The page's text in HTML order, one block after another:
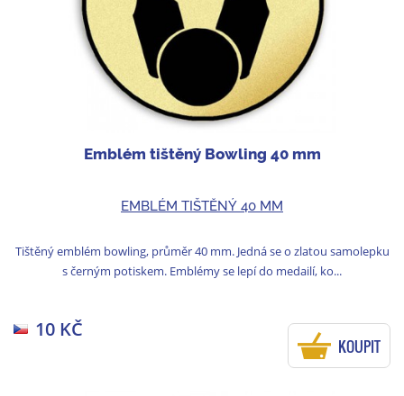
Emblém tištěný Bowling 40 mm
EMBLÉM TIŠTĚNÝ 40 MM
Tištěný emblém bowling, průměr 40 mm. Jedná se o zlatou samolepku
s černým potiskem. Emblémy se lepí do medailí, ko...
10 KČ
KOUPIT